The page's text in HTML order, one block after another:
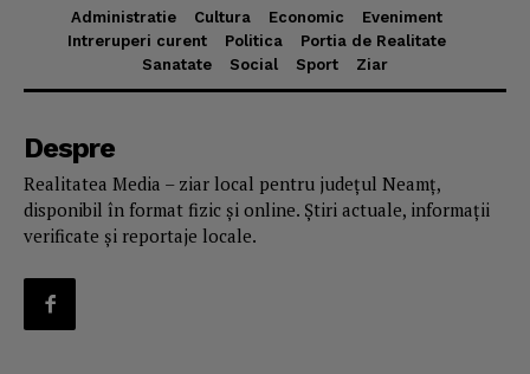
Administratie Cultura Economic
Eveniment
Intreruperi curent
Politica
Portia de Realitate
Sanatate
Social Sport Ziar
Despre
Realitatea Media – ziar local pentru județul Neamț,
disponibil în format fizic și online. Știri actuale, informații
verificate și reportaje locale.